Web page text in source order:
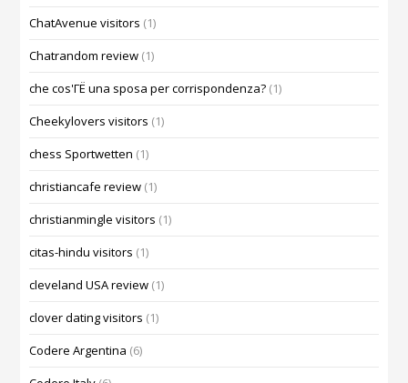
ChatAvenue visitors (1)
Chatrandom review (1)
che cos'ГЁ una sposa per corrispondenza? (1)
Cheekylovers visitors (1)
chess Sportwetten (1)
christiancafe review (1)
christianmingle visitors (1)
citas-hindu visitors (1)
cleveland USA review (1)
clover dating visitors (1)
Codere Argentina (6)